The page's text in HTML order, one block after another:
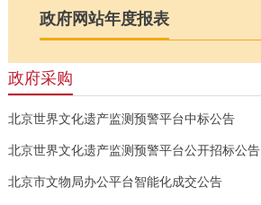
政府网站年度报表
政府采购
北京世界文化遗产监测预警平台中标公告
北京世界文化遗产监测预警平台公开招标公告
北京市文物局办公平台智能化成交公告